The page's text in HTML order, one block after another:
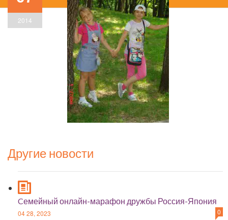
2014
Другие новости
Cемейный онлайн-марафон дружбы Россия-Япония
04 28, 2023 0